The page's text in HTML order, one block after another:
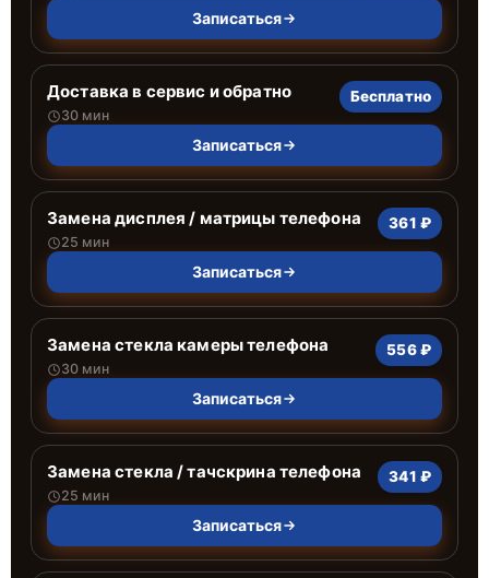
Записаться
Доставка в сервис и обратно
30 мин
Бесплатно
Записаться
Замена дисплея / матрицы телефона
25 мин
361 ₽
Записаться
Замена стекла камеры телефона
30 мин
556 ₽
Записаться
Замена стекла / тачскрина телефона
25 мин
341 ₽
Записаться